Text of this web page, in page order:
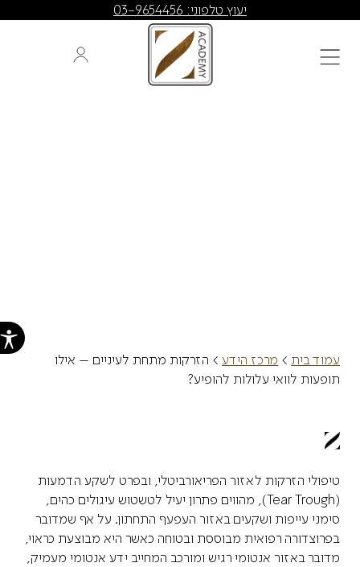
יעוץ טלפוני: 03-9654456
עמוד בית>מרכז הידע>הזרקות מתחת לעיניים – אילו
תופעות לוואי עלולות להופיע?
טיפולי הזרקות לאזור הפריאורביטלי, ובפרט לשקע הדמעות
(Tear Trough), מהווים פתרון יעיל לטשטוש עיגולים כהים,
סימני עייפות ושקעים באזור העפעף התחתון. על אף שמדובר
בפרוצדורה רפואית מבוססת ובטוחה כאשר היא מבוצעת כראוי,
מדובר באזור אנטומי רגיש ומורכב המחייב ידע אנטומי מעמיק,